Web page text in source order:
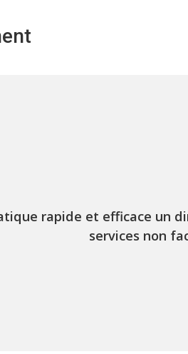
rapide et efficace un
services non